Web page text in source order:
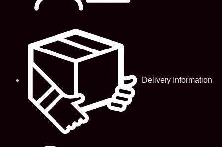
Delivery Information